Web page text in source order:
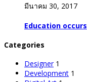
มีนาคม 30, 2017
Education occurs
Categories
Designer 1
Development 1